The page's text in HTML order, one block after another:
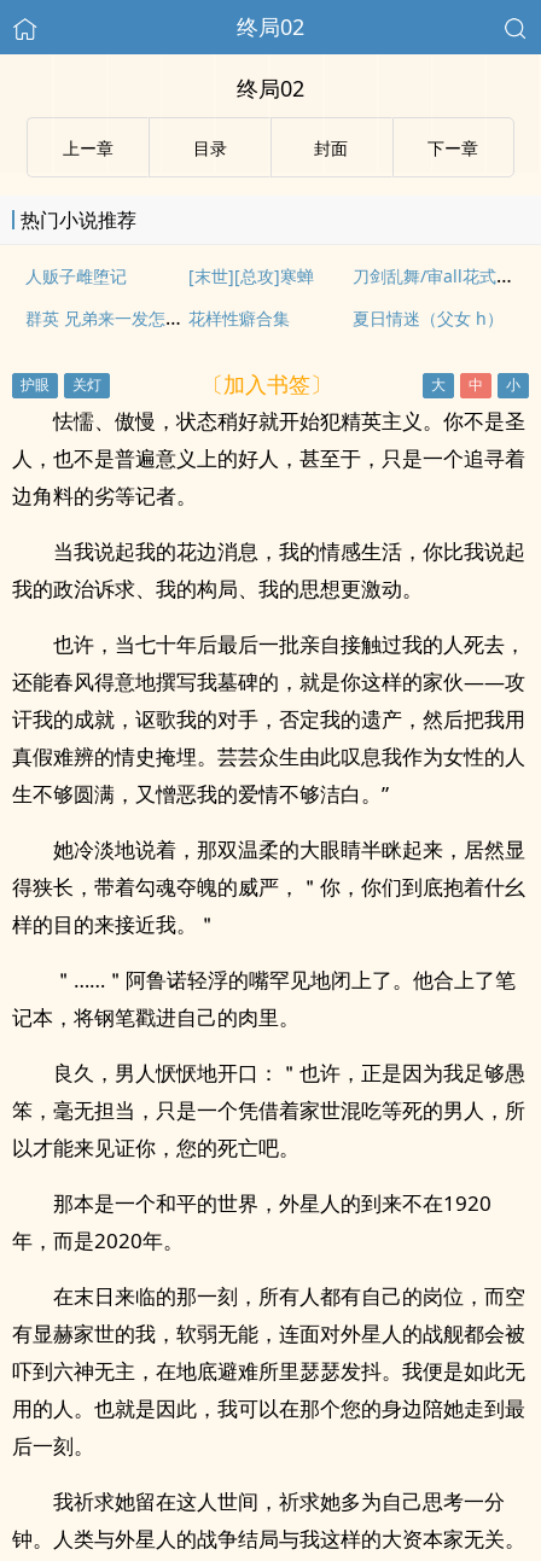
终局02
终局02
上ー章 目录 封面 下ー章
热门小说推荐
人贩子雌堕记 [末世][总攻]寒蝉
刀剑乱舞/审all花式操刀企划（总攻NP
群英 兄弟来一发怎幺了 花样性癖合集 夏日情迷（父女 h）
〔加入书签〕
怯懦、傲慢，状态稍好就开始犯精英主义。你不是圣
人，也不是普遍意义上的好人，甚至于，只是一个追寻着
边角料的劣等记者。
当我说起我的花边消息，我的情感生活，你比我说起
我的政治诉求、我的构局、我的思想更激动。
也许，当七十年后最后一批亲自接触过我的人死去，
还能春风得意地撰写我墓碑的，就是你这样的家伙——攻
讦我的成就，讴歌我的对手，否定我的遗产，然后把我用
真假难辨的情史掩埋。芸芸众生由此叹息我作为女性的人
生不够圆满，又憎恶我的爱情不够洁白。”
她冷淡地说着，那双温柔的大眼睛半眯起来，居然显
得狭长，带着勾魂夺魄的威严，＂你，你们到底抱着什幺
样的目的来接近我。＂
＂……＂阿鲁诺轻浮的嘴罕见地闭上了。他合上了笔
记本，将钢笔戳进自己的肉里。
良久，男人恹恹地开口：＂也许，正是因为我足够愚
笨，毫无担当，只是一个凭借着家世混吃等死的男人，所
以才能来见证你，您的死亡吧。
那本是一个和平的世界，外星人的到来不在1920
年，而是2020年。
在末日来临的那一刻，所有人都有自己的岗位，而空
有显赫家世的我，软弱无能，连面对外星人的战舰都会被
吓到六神无主，在地底避难所里瑟瑟发抖。我便是如此无
用的人。也就是因此，我可以在那个您的身边陪她走到最
后一刻。
我祈求她留在这人世间，祈求她多为自己思考一分
钟。人类与外星人的战争结局与我这样的大资本家无关。